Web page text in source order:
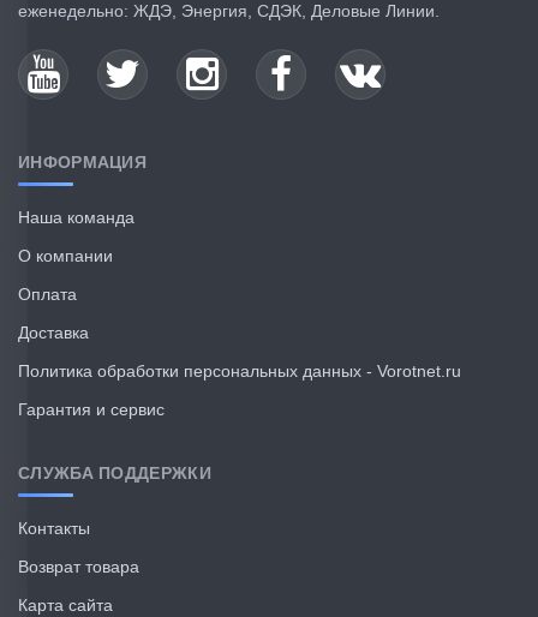
еженедельно: ЖДЭ, Энергия, СДЭК, Деловые Линии.
ИНФОРМАЦИЯ
Наша команда
О компании
Оплата
Доставка
Политика обработки персональных данных - Vorotnet.ru
Гарантия и сервис
СЛУЖБА ПОДДЕРЖКИ
Контакты
Возврат товара
Карта сайта